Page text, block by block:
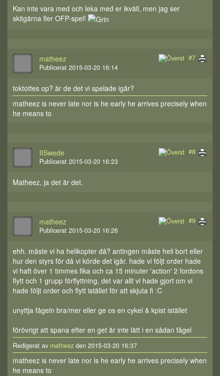
Kan inte vara med och leka med er ikväll, men jag ser
skitgärna fler OFP-spel!
#7
matheez
Publicerat 2015-03-20 16:14
toktottes op? är de det vi spelade igår?
matheez is never late nor is he early he arrives precisely when
he means to
#8
IISwede
Publicerat 2015-03-20 16:23
Matheez, ja det är det.
#9
matheez
Publicerat 2015-03-20 16:26
ehh. måste vi ha helikopter då? antingen måste heli bort eller
hur den styrs för då vi körde det igår. hade vi följt order hade
vi haft över 1 timmes fika och ca 15 minuter 'action' 2 fordons
flytt och 1 grupp förflyttning, det var allt vi hade gjort om vi
hade följt order och flytt istället för att skjuta fi :C
unyttja fågeln bra/mer eller ge os en cykel & kpist istället
förövrigt att spana efter en get är inte lätt i en sådan fågel
Redigerat av matheez den 2015-03-20 16:37
matheez is never late nor is he early he arrives precisely when
he means to